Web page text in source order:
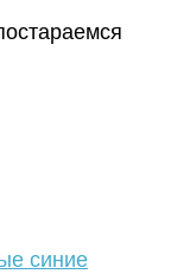
синие